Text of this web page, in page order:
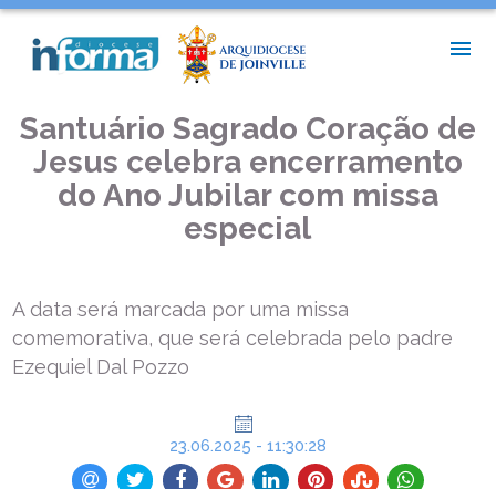
SANTUÁRIO SAGRADO CORAÇÃO DE JESUS CELEBRA
ENCERRAMENTO DO ANO JUBILAR COM MISSA ESPECIAL
Santuário Sagrado Coração de
Jesus celebra encerramento
do Ano Jubilar com missa
especial
A data será marcada por uma missa
comemorativa, que será celebrada pelo padre
Ezequiel Dal Pozzo
23.06.2025 - 11:30:28